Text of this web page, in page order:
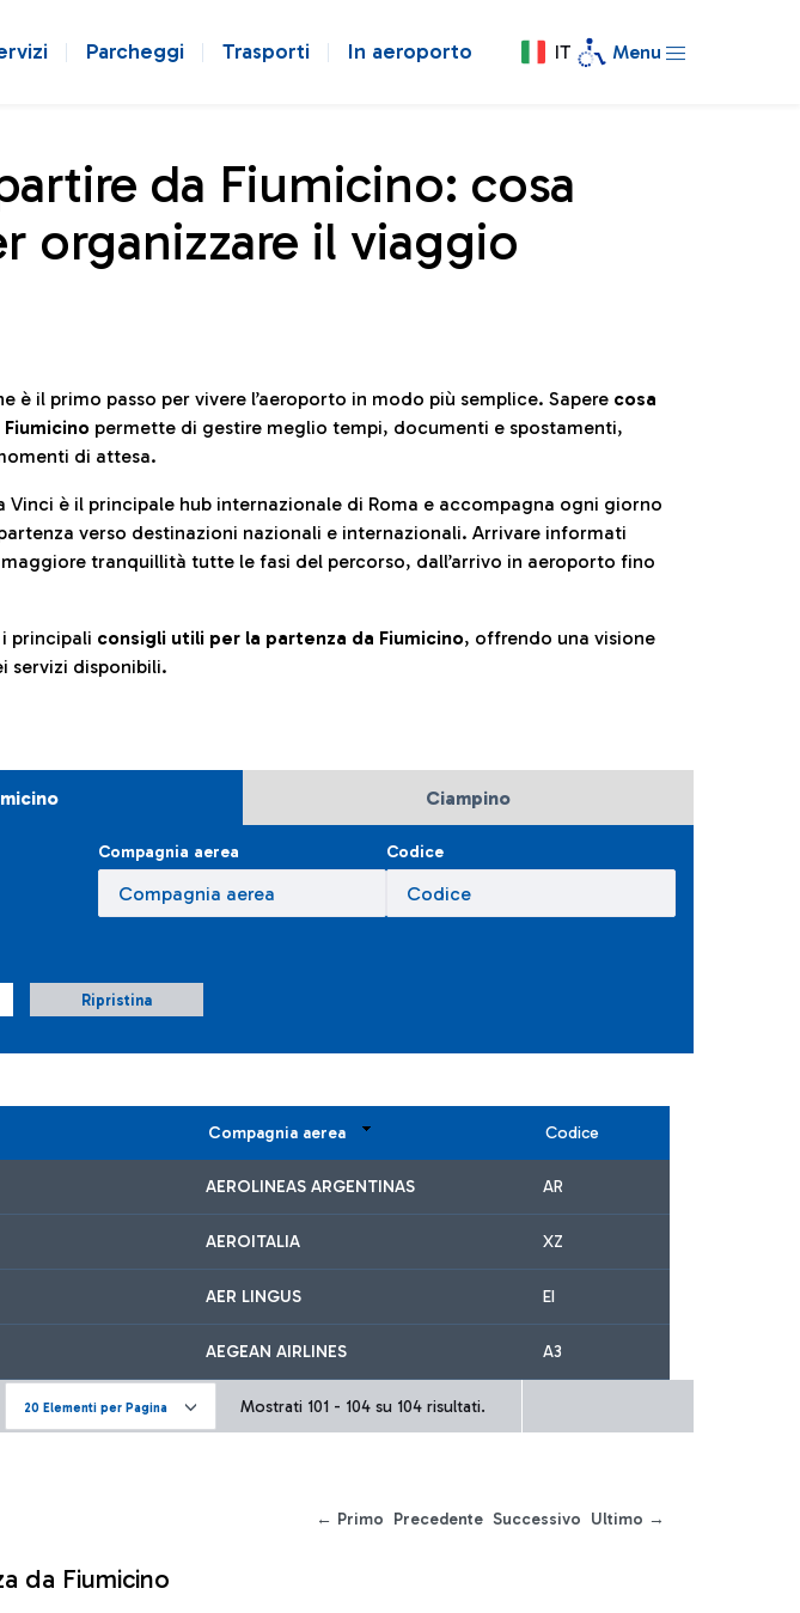
Parcheggi Trasporti In aeroporto IT Menu
da Fiumicino: cosa
organizzare il viaggio
è il primo passo per vivere l’aeroporto in modo più semplice. Sapere cosa
permette di gestire meglio tempi, documenti e spostamenti,
di attesa.
Vinci è il principale hub internazionale di Roma e accompagna ogni giorno
verso destinazioni nazionali e internazionali. Arrivare informati
tranquillità tutte le fasi del percorso, dall’arrivo in aeroporto fino
principali consigli utili per la partenza da Fiumicino, offrendo una visione
servizi disponibili.
Ciampino
Compagnia aerea Codice
Ripristina
Compagnia aerea Codice
AEROLINEAS ARGENTINAS AR
AEROITALIA XZ
AER LINGUS EI
AEGEAN AIRLINES A3
20 Elementi per Pagina Mostrati 101 - 104 su 104 risultati.
← Primo Precedente Successivo Ultimo →
da Fiumicino